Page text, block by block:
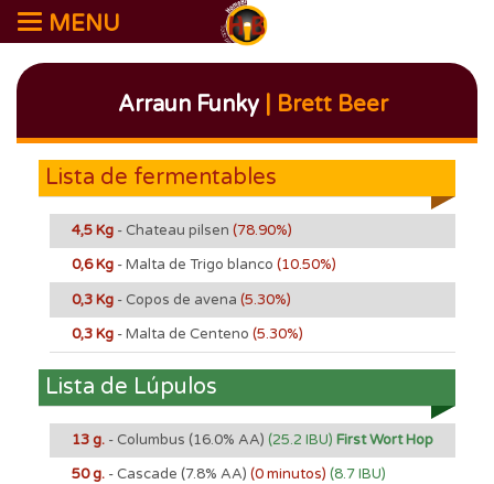
MENU
Arraun Funky| Brett Beer
Lista de fermentables
4,5 Kg - Chateau pilsen (78.90%)
0,6 Kg - Malta de Trigo blanco (10.50%)
0,3 Kg - Copos de avena (5.30%)
0,3 Kg - Malta de Centeno (5.30%)
Lista de Lúpulos
13 g. - Columbus (16.0% AA) (25.2 IBU) First Wort Hop
50 g. - Cascade (7.8% AA) (0 minutos) (8.7 IBU)